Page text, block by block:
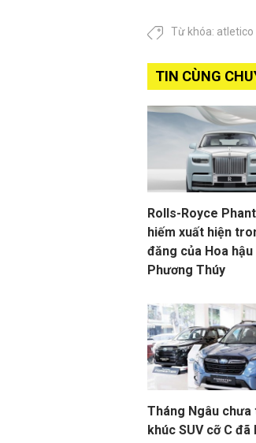
Từ khóa: atletico
TIN CÙNG
Rolls-Royce
hiếm xuất hiện
đăng của Hoa hậu
Phương Thúy
Tháng Ngâu chưa
khúc SUV cỡ C đã